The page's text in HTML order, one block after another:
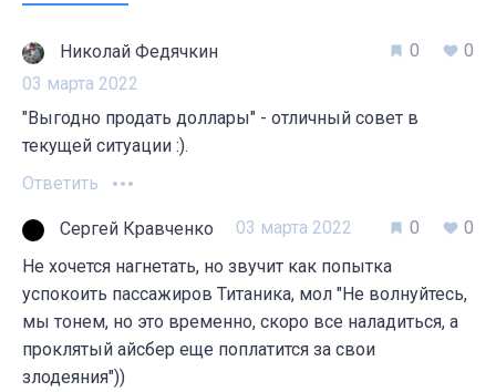
Николай Федячкин
03 марта 2022
0 0
"Выгодно продать доллары" - отличный совет в
текущей ситуации :).
Ответить
Сергей Кравченко 03 марта 2022 0
0
Не хочется нагнетать, но звучит как попытка
успокоить пассажиров Титаника, мол "Не волнуйтесь,
мы тонем, но это временно, скоро все наладиться, а
проклятый айсбер еще поплатится за свои
злодеяния"))